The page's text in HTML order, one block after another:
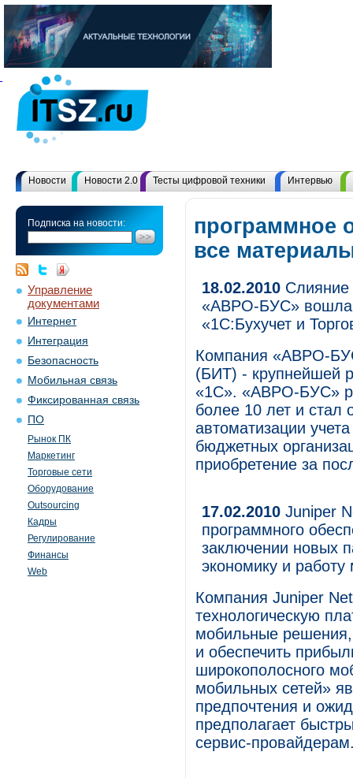
Новости Новости 2.0 Тесты цифровой техники Интервью
Подписка на новости:
Управление
документами
Интернет
Интеграция
Безопасность
Мобильная связь
Фиксированная связь
ПО
Рынок ПК
Маркетинг
Торговые сети
Оборудование
Outsourcing
Кадры
Регулирование
Финансы
Web
программное
все
18.02.2010 Слияние
«АВРО-БУС» вошла
«1С:Бухучет и
Компания «АВРО-
(БИТ) - крупнейшей
«1С». «АВРО-БУС»
более 10 лет и стал
автоматизации
бюджетных
приобретение за
17.02.2010 Juniper
программного
заключении новых
экономику и
Компания Juniper
технологическую
мобильные решения,
и обеспечить
широкополосного
мобильных сетей»
предпочтения и
предполагает
сервис-